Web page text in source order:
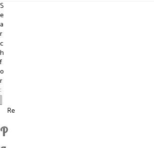
S
e
a
r
c
h
f
o
r
:
P